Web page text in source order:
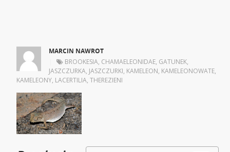
MARCIN NAWROT
BROOKESIA, CHAMAELEONIDAE, GATUNEK,
JASZCZURKA, JASZCZURKI, KAMELEON, KAMELEONOWATE,
KAMELEONY, LACERTILIA,THEREZIENI